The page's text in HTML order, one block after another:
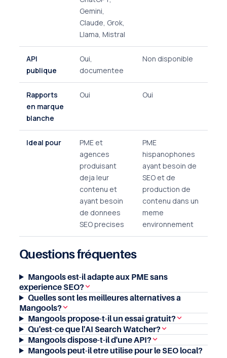
Gemini,
Claude, Grok,
Llama, Mistral
API
publique
Oui,
documentee
Non disponible
Rapports
en marque
blanche
Oui Oui
Ideal pour
PME et
agences
produisant
deja leur
contenu et
ayant besoin
de donnees
SEO precises
PME
hispanophones
ayant besoin de
SEO et de
production de
contenu dans un
meme
environnement
Questions fréquentes
Mangools est-il adapte aux PME sans
experience SEO?
Quelles sont les meilleures alternatives a
Mangools?
Mangools propose-t-il un essai gratuit?
Qu'est-ce que l'AI Search Watcher?
Mangools dispose-t-il d'une API?
Mangools peut-il etre utilise pour le SEO local?